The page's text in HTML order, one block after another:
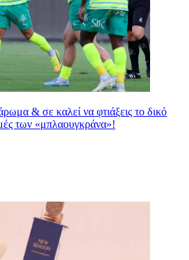
& σε καλεί να φτιάξεις το δικό
των «μπλαουγκράνα»!